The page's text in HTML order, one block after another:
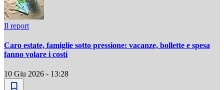
Il report
Caro estate, famiglie sotto pressione: vacanze, bollette e spesa
fanno volare i costi
10 Giu 2026 - 13:28